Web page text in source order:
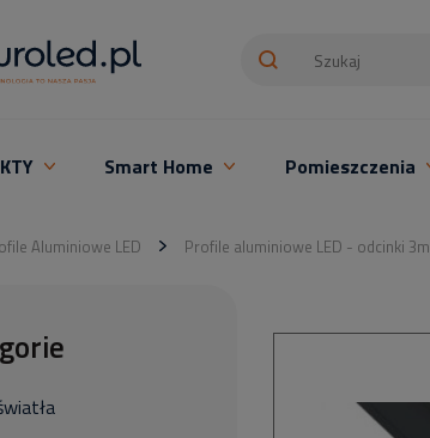
Smart Home Pomieszczenia
Aluminiowe LED Profile aluminiowe LED - odcinki 3m